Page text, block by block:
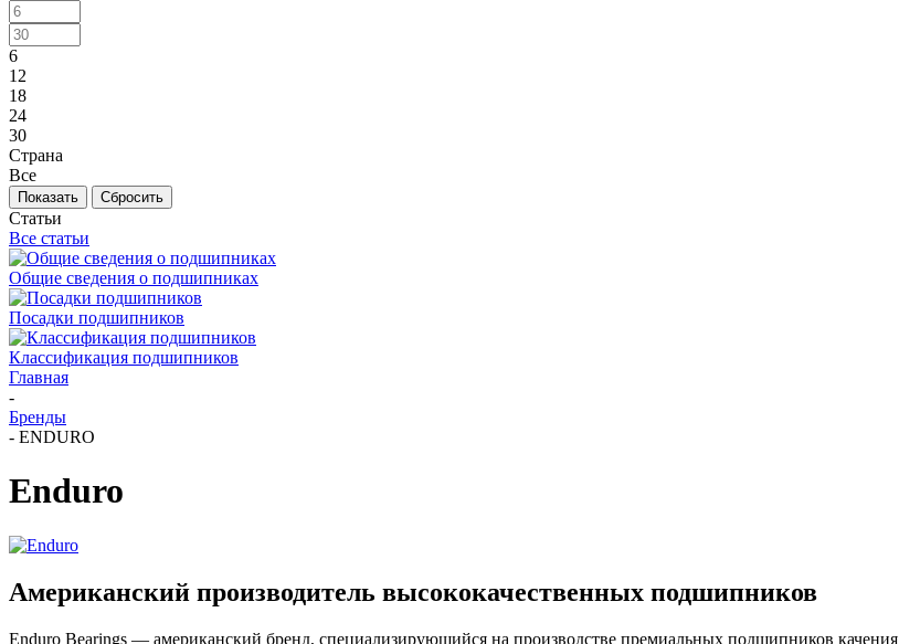
6
12
18
24
30
Страна
Все
Сбросить
Статьи
Все статьи
Общие сведения о подшипниках
Посадки подшипников
Классификация подшипников
Главная
-
Бренды
- ENDURO
Enduro
Американский производитель высококачественных подшипников
Enduro Bearings — американский бренд, специализирующийся на производстве премиальных подшипников